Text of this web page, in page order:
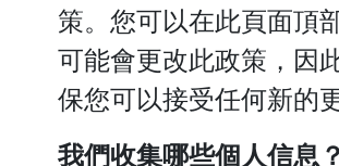
策。您可以在此頁面頂
可能會更改此政策，因
保您可以接受任何新的
我們收集哪些個人信息